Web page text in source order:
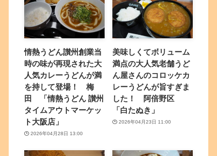
情熱うどん讃州創業当
時の味が再現された大
人気カレーうどんが満
を持して登場！ 梅
田 「情熱うどん 讃州
タイムアウトマーケッ
ト大阪店」
2026年04月28日 13:00
美味しくてボリューム
満点の大人気老舗うど
ん屋さんのコロッケカ
レーうどんが旨すぎま
した！ 阿倍野区
「白たぬき」
2026年04月23日 11:00